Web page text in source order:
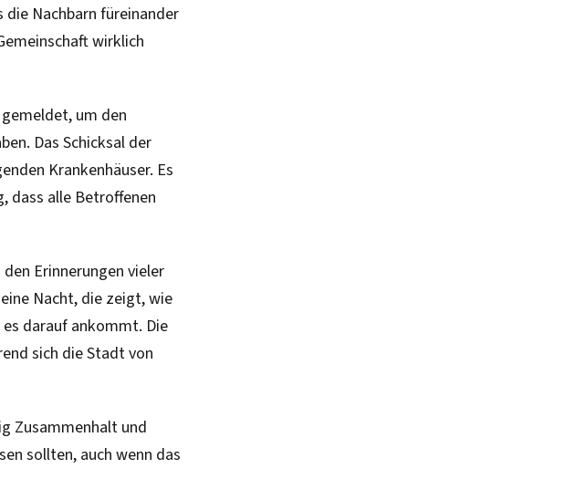
Nachbarn füreinander
wirklich
um den
Das Schicksal der
Krankenhäuser. Es
dass alle Betroffenen
Erinnerungen vieler
Nacht, die zeigt, wie
darauf ankommt. Die
sich die Stadt von
Zusammenhalt und
sollten, auch wenn das